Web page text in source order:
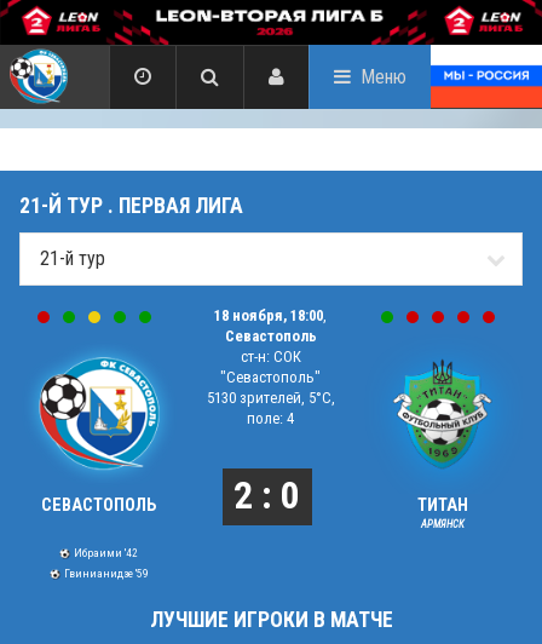
Меню
21-Й ТУР . ПЕРВАЯ ЛИГА
СЕВАСТОПОЛЬ
Ибраими '42
Гвинианидзе '59
18 ноября, 18:00
Севастополь
ст-н: СОК
"Севастополь"
5130 зрителей, 5°C,
поле: 4
2 : 0 ТИТАН
АРМЯНСК
ЛУЧШИЕ ИГРОКИ В МАТЧЕ